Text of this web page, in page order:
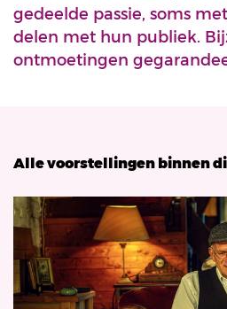
gedeelde passie, soms
delen met hun publiek.
ontmoetingen
Alle voorstellingen binnen